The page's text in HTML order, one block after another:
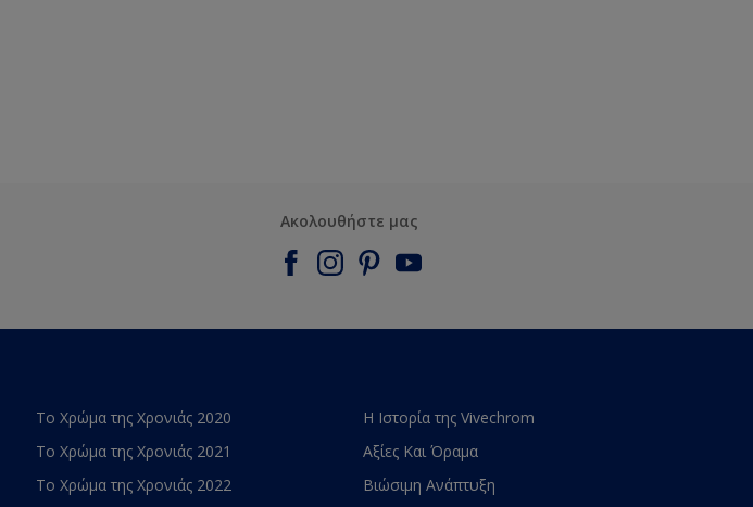
Ακολουθήστε μας
Το Χρώμα της Χρονιάς 2020
Το Χρώμα της Χρονιάς 2021
Το Χρώμα της Χρονιάς 2022
Η Ιστορία της Vivechrom
Αξίες Και Όραμα
Βιώσιμη Ανάπτυξη